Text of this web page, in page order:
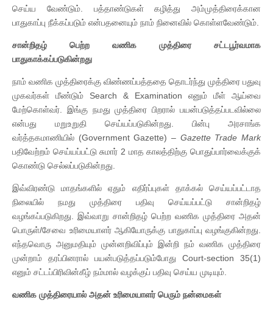
செய்ய வேண்டும். பத்தாண்டுகள் கழித்து அம்முத்திரைக்கான
பாதுகாப்பு நீக்கப்படும் என்பதனையும் நாம் நினைவில் கொள்ளவேண்டும்.
சான்றிதழ் பெற்ற வணிக முத்திரை சட்டபூர்வமாக
பாதுகாக்கப்படுகின்றது
நாம் வணிக முத்திரைக்கு விண்ணப்பத்ததை தொடர்ந்து முத்திரை பதுவு
முகவர்கள் மீண்டும் Search & Examination எனும் மீள் ஆய்வை
மேற்கொள்வர். இங்கு நமது முத்திரை பிறரால் பயன்படுத்தப்படவில்லை
என்பது மறுஉறுதி செய்யப்படுகின்றது. பின்பு அரசாங்க
வர்த்தகமாணியில் (Government Gazette) – Gazette Trade Mark
பதிவேற்றம் செய்யப்பட்டு சுமார் 2 மாத காலத்திற்கு பொதுப்பார்வைக்குக்
கொண்டு செல்லப்படுகின்றது.
இவ்விரண்டு மாதங்களில் ஏதும் எதிர்ப்புகள் தாக்கல் செய்யப்பட்டாத
நிலையில் நமது முத்திரை பதிவு செய்யப்பட்டு சான்றிதழ்
வழங்கப்படுகிறது. இவ்வாறு சான்றிதழ் பெற்ற வணிக முத்திரை அதன்
பொருள்/சேவை உரிமையாளர் ஆகியோருக்கு பாதுகாப்பு வழங்குகின்றது.
எந்தவொரு அனுமதியும் முன்னறிவிப்பும் இன்றி நம் வணிக முத்திரை
முன்றாம் தரப்பினரால் பயன்படுத்தப்படும்போது Court-section 35(1)
எனும் சட்டப்பிரிவின்கீழ் நம்மால் வழக்குப் பதிவு செய்ய முடியும்.
வணிக முத்திரையால் அதன் உரிமையாளர் பெரும் நன்மைகள்